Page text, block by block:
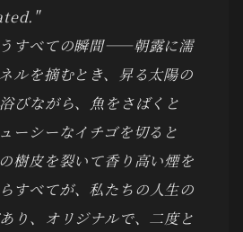
うすべての瞬間——朝露に濡
ルを摘むとき、昇る太陽の
びながら、魚をさばくと
ーシーなイチゴを切ると
樹皮を裂いて香り高い煙を
すべてが、私たちの人生の
り、オリジナルで、二度と